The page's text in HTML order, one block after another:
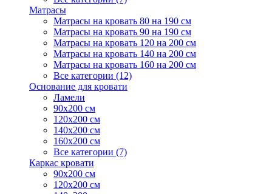
Матрасы
Матрасы на кровать 80 на 190 см
Матрасы на кровать 90 на 190 см
Матрасы на кровать 120 на 200 см
Матрасы на кровать 140 на 200 см
Матрасы на кровать 160 на 200 см
Все категории (12)
Основание для кровати
Ламели
90х200 см
120х200 см
140х200 см
160х200 см
Все категории (7)
Каркас кровати
90х200 см
120х200 см